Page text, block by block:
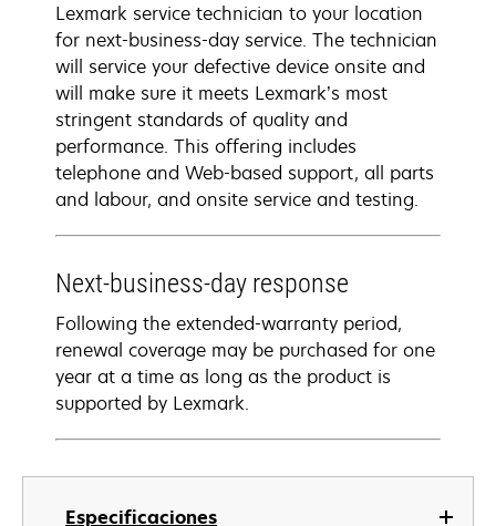
Especificaciones
Lexmark service technician to your location
for next-business-day service. The technician
will service your defective device onsite and
will make sure it meets Lexmark’s most
stringent standards of quality and
performance. This offering includes
telephone and Web-based support, all parts
and labour, and onsite service and testing.
Next-business-day response
Following the extended-warranty period,
renewal coverage may be purchased for one
year at a time as long as the product is
supported by Lexmark.